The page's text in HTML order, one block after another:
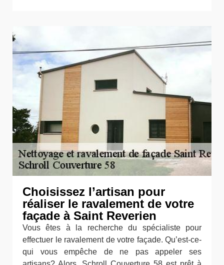
Choisissez l’artisan pour
réaliser le ravalement de votre
façade à Saint Reverien
Vous êtes à la recherche du spécialiste pour
effectuer le ravalement de votre façade. Qu’est-ce-
qui vous empêche de ne pas appeler ses